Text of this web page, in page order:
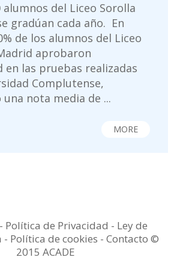
alumnos del Liceo Sorolla
gradúan cada año. En
de los alumnos del Liceo
aprobaron
en las pruebas realizadas
Complutense,
nota media de ...
MORE
- Política de Privacidad - Ley de
- Política de cookies - Contacto ©
2015 ACADE